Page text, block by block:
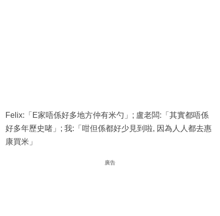
Felix:「E家唔係好多地方仲有米勺」; 盧老闆:「其實都唔係
好多年歷史啫」; 我:「咁但係都好少見到啦, 因為人人都去惠
康買米」
廣告